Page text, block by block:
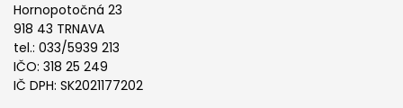
Hornopotočná 23
918 43 TRNAVA
tel.: 033/5939 213
IČO: 318 25 249
IČ DPH: SK2021177202